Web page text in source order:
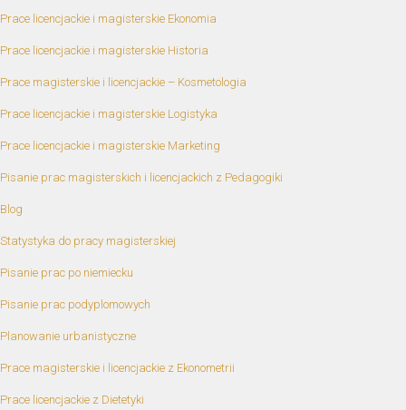
Prace licencjackie i magisterskie Ekonomia
Prace licencjackie i magisterskie Historia
Prace magisterskie i licencjackie – Kosmetologia
Prace licencjackie i magisterskie Logistyka
Prace licencjackie i magisterskie Marketing
Pisanie prac magisterskich i licencjackich z Pedagogiki
Blog
Statystyka do pracy magisterskiej
Pisanie prac po niemiecku
Pisanie prac podyplomowych
Planowanie urbanistyczne
Prace magisterskie i licencjackie z Ekonometrii
Prace licencjackie z Dietetyki